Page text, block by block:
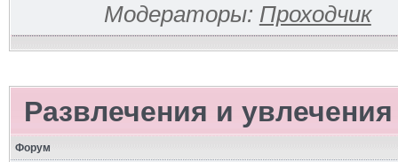
Модераторы: Проходчик
Развлечения и увлечения
Форум